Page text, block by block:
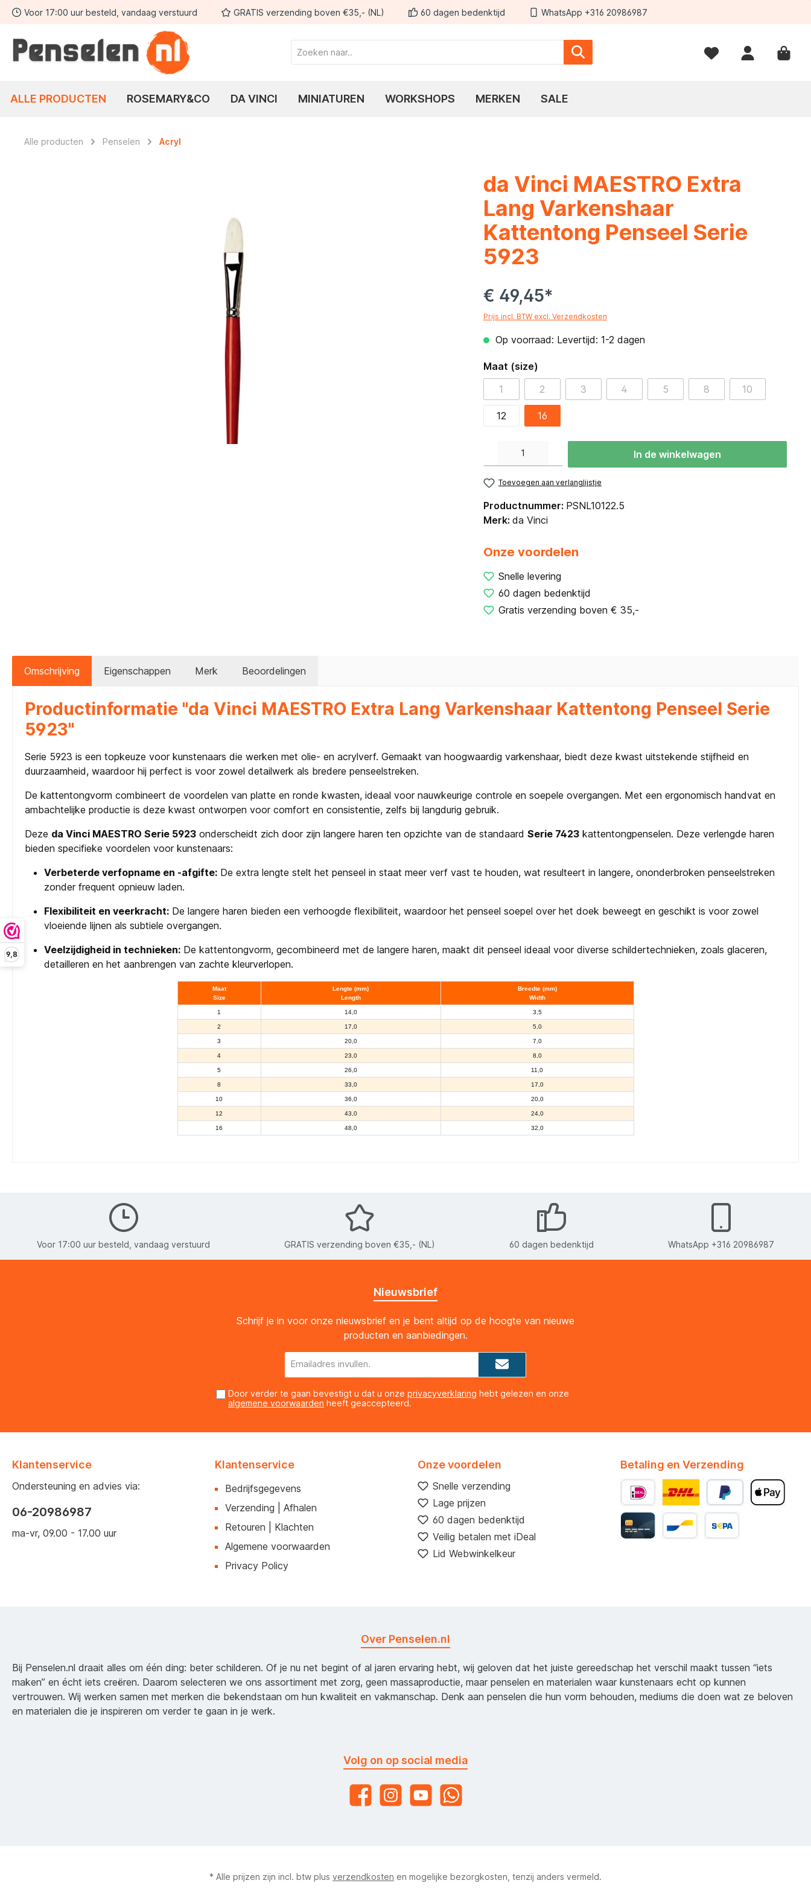
9,8
Ga naar de hoofdnavigatie
Voor 17:00 uur besteld, vandaag verstuurd GRATIS verzending boven €35,- (NL) 60 dagen bedenktijd WhatsApp +316 20986987
ALLE PRODUCTEN ROSEMARY&CO DA VINCI MINIATUREN WORKSHOPS MERKEN SALE
Alle producten Penselen Acryl
da Vinci MAESTRO Extra
Lang Varkenshaar
Kattentong Penseel Serie
5923
€ 49,45*
Prijs incl. BTW excl. Verzendkosten
Op voorraad: Levertijd: 1-2 dagen
Maat (size)
1
2 3 4 5 8 10
12 16
In de winkelwagen
Toevoegen aan verlanglijstje
Productnummer: PSNL10122.5
Merk: da Vinci
Onze voordelen
Snelle levering
60 dagen bedenktijd
Gratis verzending boven € 35,-
Omschrijving Eigenschappen Merk Beoordelingen
Productinformatie "da Vinci MAESTRO Extra Lang Varkenshaar Kattentong Penseel Serie
5923"
Serie 5923 is een topkeuze voor kunstenaars die werken met olie- en acrylverf. Gemaakt van hoogwaardig varkenshaar, biedt deze kwast uitstekende stijfheid en
duurzaamheid, waardoor hij perfect is voor zowel detailwerk als bredere penseelstreken.
De kattentongvorm combineert de voordelen van platte en ronde kwasten, ideaal voor nauwkeurige controle en soepele overgangen. Met een ergonomisch handvat en
ambachtelijke productie is deze kwast ontworpen voor comfort en consistentie, zelfs bij langdurig gebruik.
Deze da Vinci MAESTRO Serie 5923 onderscheidt zich door zijn langere haren ten opzichte van de standaard Serie 7423 kattentongpenselen. Deze verlengde haren
bieden specifieke voordelen voor kunstenaars:​
Verbeterde verfopname en -afgifte: De extra lengte stelt het penseel in staat meer verf vast te houden, wat resulteert in langere, ononderbroken penseelstreken
zonder frequent opnieuw laden.
Flexibiliteit en veerkracht: De langere haren bieden een verhoogde flexibiliteit, waardoor het penseel soepel over het doek beweegt en geschikt is voor zowel
vloeiende lijnen als subtiele overgangen.
Veelzijdigheid in technieken: De kattentongvorm, gecombineerd met de langere haren, maakt dit penseel ideaal voor diverse schildertechnieken, zoals glaceren,
detailleren en het aanbrengen van zachte kleurverlopen.
Maat
Size
Lengte (mm)
Length
Breedte (mm)
Width
1 14,0 3,5
2 17,0 5,0
3 20,0 7,0
4 23,0 8,0
5 26,0 11,0
8 33,0 17,0
10 36,0 20,0
12 43,0 24,0
16 48,0 32,0
Voor 17:00 uur besteld, vandaag verstuurd GRATIS verzending boven €35,- (NL) 60 dagen bedenktijd WhatsApp +316 20986987
Nieuwsbrief
Schrijf je in voor onze nieuwsbrief en je bent altijd op de hoogte van nieuwe
producten en aanbiedingen.
Door verder te gaan bevestigt u dat u onze privacyverklaring hebt gelezen en onze
algemene voorwaarden heeft geaccepteerd.
Klantenservice
Ondersteuning en advies via:
06-20986987
ma-vr, 09.00 - 17.00 uur
Klantenservice
Bedrijfsgegevens
Verzending | Afhalen
Retouren | Klachten
Algemene voorwaarden
Privacy Policy
Onze voordelen
Snelle verzending
Lage prijzen
60 dagen bedenktijd
Veilig betalen met iDeal
Lid Webwinkelkeur
Betaling en Verzending
Over Penselen.nl
Bij Penselen.nl draait alles om één ding: beter schilderen. Of je nu net begint of al jaren ervaring hebt, wij geloven dat het juiste gereedschap het verschil maakt tussen “iets
maken” en écht iets creëren. Daarom selecteren we ons assortiment met zorg, geen massaproductie, maar penselen en materialen waar kunstenaars echt op kunnen
vertrouwen. Wij werken samen met merken die bekendstaan om hun kwaliteit en vakmanschap. Denk aan penselen die hun vorm behouden, mediums die doen wat ze beloven
en materialen die je inspireren om verder te gaan in je werk.
Volg on op social media
* Alle prijzen zijn incl. btw plus verzendkosten en mogelijke bezorgkosten, tenzij anders vermeld.